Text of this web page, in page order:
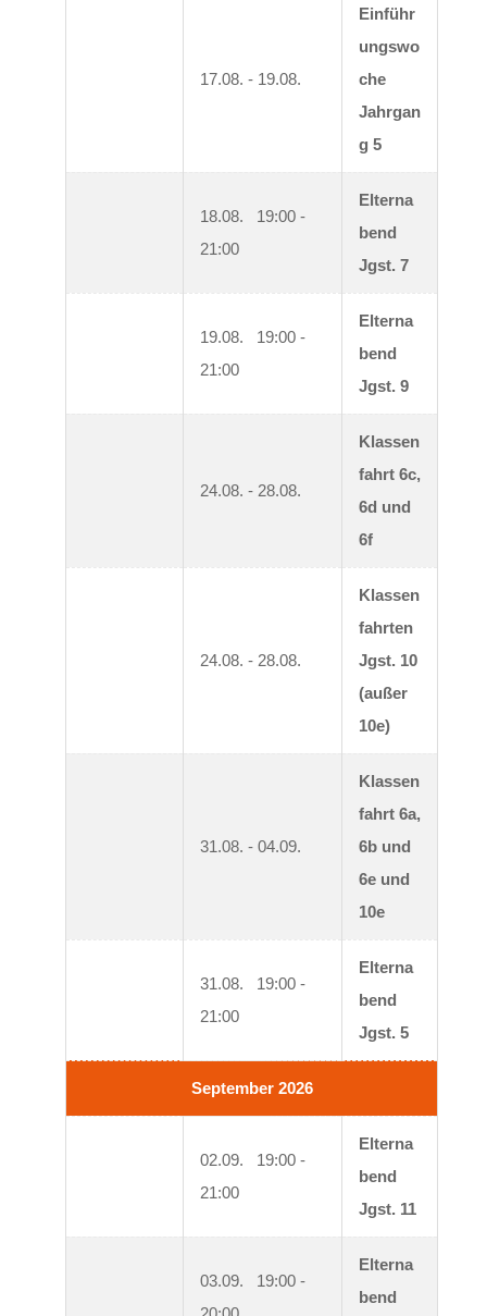
17.08. - 19.08.
Einführ
ungswo
che
Jahrgan
g 5
18.08.   19:00 -
21:00
Elterna
bend
Jgst. 7
19.08.   19:00 -
21:00
Elterna
bend
Jgst. 9
24.08. - 28.08.
Klassen
fahrt 6c,
6d und
6f
24.08. - 28.08.
Klassen
fahrten
Jgst. 10
(außer
10e)
31.08. - 04.09.
Klassen
fahrt 6a,
6b und
6e und
10e
31.08.   19:00 -
21:00
Elterna
bend
Jgst. 5
September 2026
02.09.   19:00 -
21:00
Elterna
bend
Jgst. 11
03.09.   19:00 -
Elterna
bend